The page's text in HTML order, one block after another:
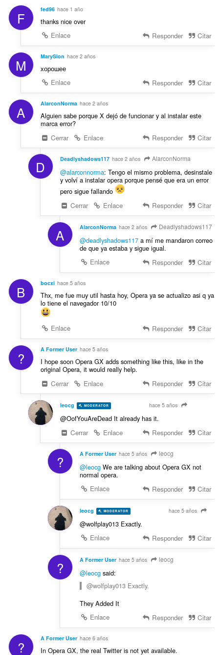
s
i
o
s
:
l
o
c
i
:
F fed96 hace 1 año
thanks nice over
Enlace
Responder Citar
M MarySlon hace 2 años
хорошее
Enlace
Responder Citar
A AlarconNorma hace 2 años
Alguien sabe porque X dejó de funcionar y al instalar este
marca error?
Cerrar
Enlace Responder Citar
D Deadlyshadows117 hace 2 años AlarconNorma
@alarconnorma: Tengo el mismo problema, desinstale
y volví a instalar opera porque pensé que era un error
pero sigue fallando
Cerrar
Enlace Responder Citar
A AlarconNorma hace 2 años Deadlyshadows117
@deadlyshadows117a mí me mandaron correo
de que ya estaba y sigue igual.
Enlace
Responder Citar
B bocxi hace 5 años
Thx, me fue muy util hasta hoy, Opera ya se actualizo asi q ya
lo tiene el navegador 10/10
Enlace Responder Citar
? A Former User hace 5 años
I hope soon Opera GX adds something like this, like in the
original Opera, it would really help.
Cerrar
Enlace Responder Citar
leocg MODERATOR hace 5 años
@OofYouAreDead It already has it.
Cerrar
Enlace Responder Citar
? A Former User hace 5 años leocg
@leocgWe are talking about Opera GX not
normal opera.
Enlace
Responder Citar
leocg MODERATOR hace 5 años
@wolfplay013 Exactly.
Enlace
Responder Citar
? A Former User hace 5 años leocg
@leocgsaid:
@wolfplay013 Exactly.
They Added It
Enlace
Responder Citar
? A Former User hace 6 años
In Opera GX, the real Twitter is not yet available.